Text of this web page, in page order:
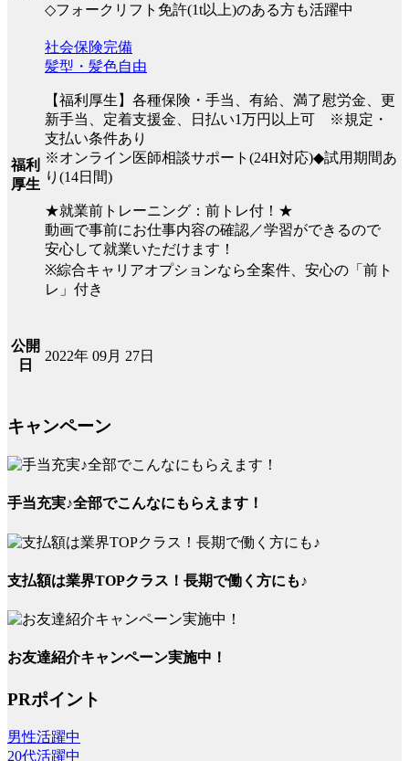
◇フォークリフト免許(1t以上)のある方も活躍中
福利
厚生
社会保険完備
髪型・髪色自由
【福利厚生】各種保険・手当、有給、満了慰労金、更
新手当、定着支援金、日払い1万円以上可 ※規定・
支払い条件あり
※オンライン医師相談サポート(24H対応)◆試用期間あ
り(14日間)
★就業前トレーニング：前トレ付！★
動画で事前にお仕事内容の確認／学習ができるので
安心して就業いただけます！
※綜合キャリアオプションなら全案件、安心の「前ト
レ」付き
公開
日
2022年 09月 27日
キャンペーン
手当充実♪全部でこんなにもらえます！
支払額は業界TOPクラス！長期で働く方にも♪
お友達紹介キャンペーン実施中！
PRポイント
男性活躍中
20代活躍中